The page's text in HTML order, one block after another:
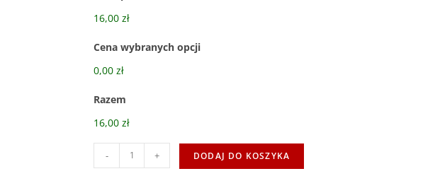
16,00 zł
Cena wybranych opcji
0,00 zł
Razem
16,00 zł
- + DODAJ DO KOSZYKA